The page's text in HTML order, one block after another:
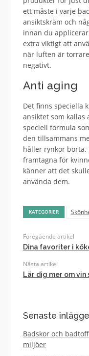
ett måste i varje
ansiktskräm och
innan du
extra viktigt att
när luften är
negativt.
Anti aging
Det finns speciella
ansiktet som kallas
speciell formula
den tillsammans
håller rynkor
framtagna för
känner att det
använda dem.
KATEGORIER
Föregående artikel
Dina favoriter i
Nästa artikel
Lär dig mer om
Senaste
Badskor och
miljöer